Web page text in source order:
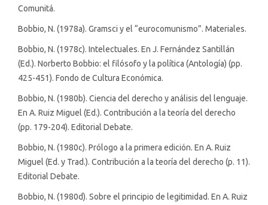
Comunitá.
Bobbio, N. (1978a). Gramsci y el “eurocomunismo”. Materiales.
Bobbio, N. (1978c). Intelectuales. En J. Fernández Santillán
(Ed.). Norberto Bobbio: el filósofo y la política (Antología) (pp.
425-451). Fondo de Cultura Económica.
Bobbio, N. (1980b). Ciencia del derecho y análisis del lenguaje.
En A. Ruiz Miguel (Ed.). Contribución a la teoría del derecho
(pp. 179-204). Editorial Debate.
Bobbio, N. (1980c). Prólogo a la primera edición. En A. Ruiz
Miguel (Ed. y Trad.). Contribución a la teoría del derecho (p. 11).
Editorial Debate.
Bobbio, N. (1980d). Sobre el principio de legitimidad. En A. Ruiz